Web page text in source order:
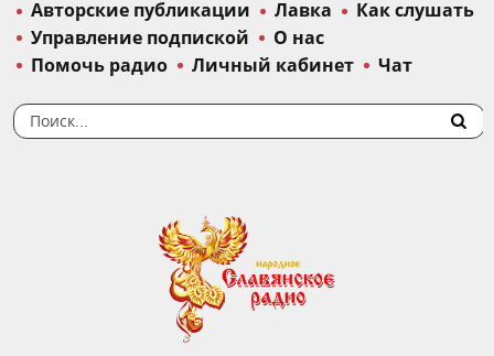
Авторские публикации
Лавка
Как слушать
Управление подпиской
О нас
Помочь радио
Личный кабинет Чат